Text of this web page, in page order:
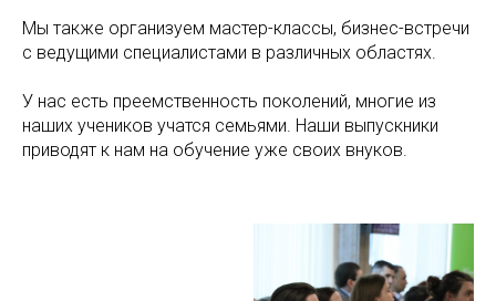
Мы также организуем мастер-классы, бизнес-встречи
с ведущими специалистами в различных областях.
У нас есть преемственность поколений, многие из
наших учеников учатся семьями. Наши выпускники
приводят к нам на обучение уже своих внуков.